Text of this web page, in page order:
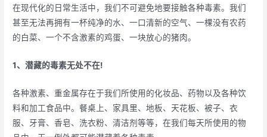
在现代化的日常生活中，我们不可避免地要接触各种毒素。我们
甚至无法再拥有一杯纯净的水、一口清新的空气、一棵没有农药
的白菜、一个不含激素的鸡蛋、一块放心的猪肉。
1、潜藏的毒素无处不在!
各种激素、重金属存在于我们所使用的化妆品、药物以及各种饮
料和加工食品中。餐桌上、家具里、地板、天花板、被子、衣
服、牙膏、香皂、洗衣粉、清洁剂等等，在我们每天所使用的物